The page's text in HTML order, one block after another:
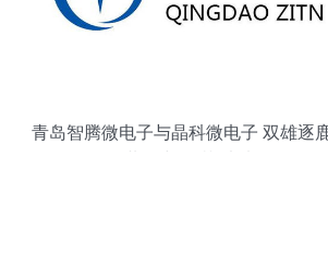
青岛智腾微电子与晶科微电子 双雄逐